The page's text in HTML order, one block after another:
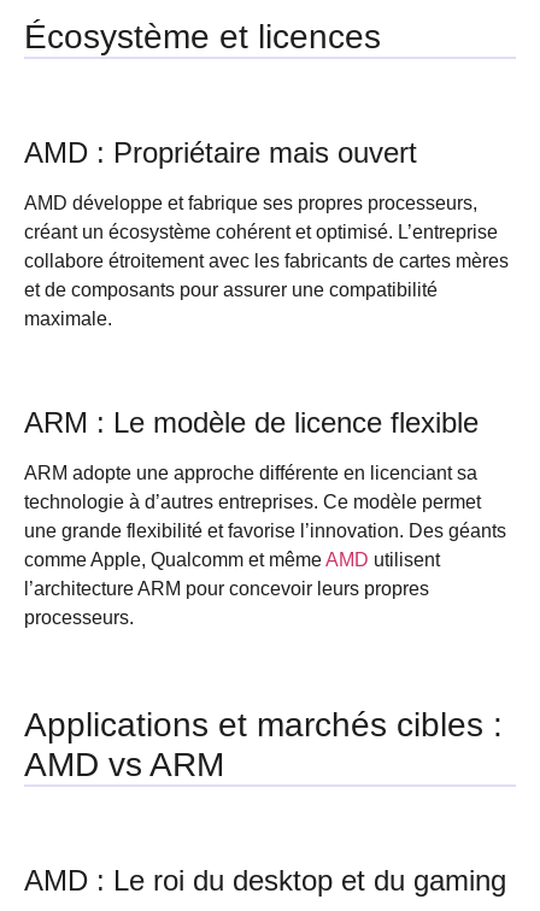
Écosystème et licences
AMD : Propriétaire mais ouvert
AMD développe et fabrique ses propres processeurs,
créant un écosystème cohérent et optimisé. L’entreprise
collabore étroitement avec les fabricants de cartes mères
et de composants pour assurer une compatibilité
maximale.
ARM : Le modèle de licence flexible
ARM adopte une approche différente en licenciant sa
technologie à d’autres entreprises. Ce modèle permet
une grande flexibilité et favorise l’innovation. Des géants
comme Apple, Qualcomm et mêmeAMD utilisent
l’architecture ARM pour concevoir leurs propres
processeurs.
Applications et marchés cibles :
AMD vs ARM
AMD : Le roi du desktop et du gaming